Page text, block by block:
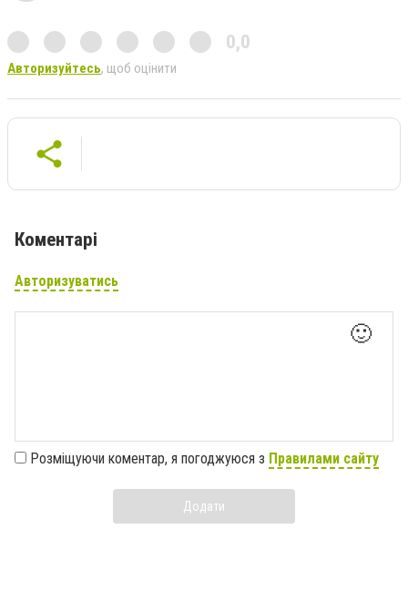
0,0
Авторизуйтесь, щоб оцінити
Коментарі
Авторизуватись
🙂
Розміщуючи коментар, я погоджуюся з Правилами сайту
Додати